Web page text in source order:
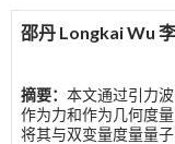
邵丹 Longkai Wu
摘要： 本文通过引力
作为力和作为几何度
将其与双变量度量量